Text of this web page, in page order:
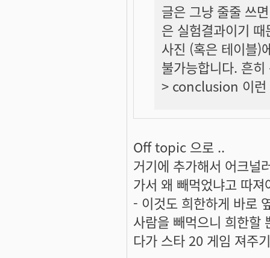
글은 그냥 줄줄 쓰
은 실험결과이기 때
사진 (혹은 테이블)
불가능합니다. 흔
> conclusion 이런
Off topic 으로 ..
거기에 추가해서 어크널
가서 왜 빼먹었냐고 따져
- 이것도 희한하게 바로
사람을 빼먹으니 희한할
다가 스타 20 게임 져주